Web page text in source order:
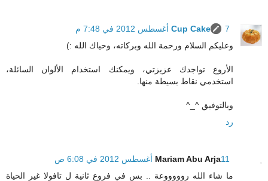
Cup Cake
7 أغسطس 2012 في 7:48 م
وعليكم السلام ورحمة الله وبركاته، وحياك الله :)
الأروع تواجدك عزيزتي، ويمكنك استخدام الألوان السائلة،
استخدمي نقاط بسيطة منها.
وبالتوفيق ^_^
رد
Mariam Abu Arja11 أغسطس 2012 في 6:08 ص
ما شاء الله روووووعة .. بس في فروع ثانية ل تافولا غير الحياة